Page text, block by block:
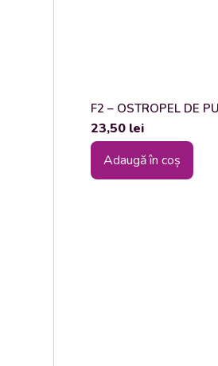
F2 – OSTROPEL DE
23,50 lei
Adaugă în coș